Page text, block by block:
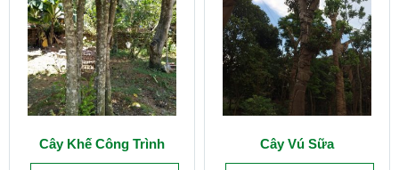
Cây Khế Công Trình Cây Vú Sữa